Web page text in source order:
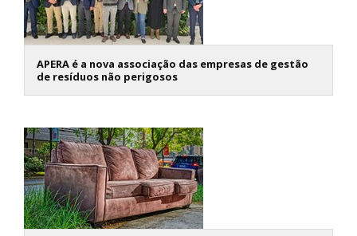
APERA é a nova associação das empresas de gestão
de resíduos não perigosos